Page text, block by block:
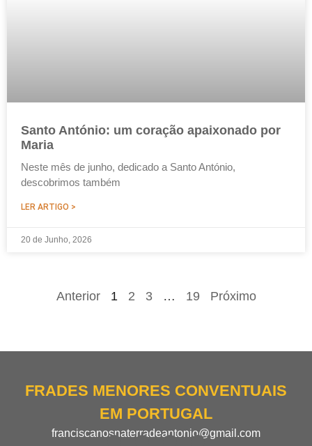
Santo António: um coração apaixonado por
Maria
Neste mês de junho, dedicado a Santo António,
descobrimos também
LER ARTIGO >
20 de Junho, 2026
Anterior 1 2 3 … 19 Próximo
FRADES MENORES CONVENTUAIS
EM PORTUGAL
franciscanosnaterradeantonio@gmail.com